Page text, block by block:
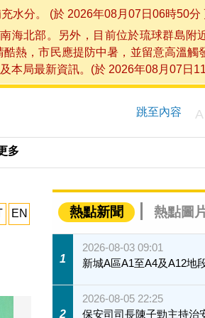
水分。 (於 2026年08月07日06時50分
海北部。另外，目前位於琉球群島附
熱，市民應提防中暑，並留意高溫觸
本局最新資訊。(於 2026年08月07日
跳至內容 A
多
EN 熱點新聞 熱點圖
1
2026-08-03 09:01
新城A區A1至A4及A12地
2
2026-08-05 22:25
保安司司長陳子勁主持治